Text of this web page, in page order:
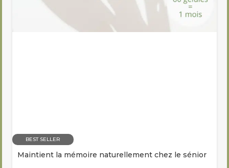
BEST SELLER
Maintient la mémoire naturellement chez le sénior